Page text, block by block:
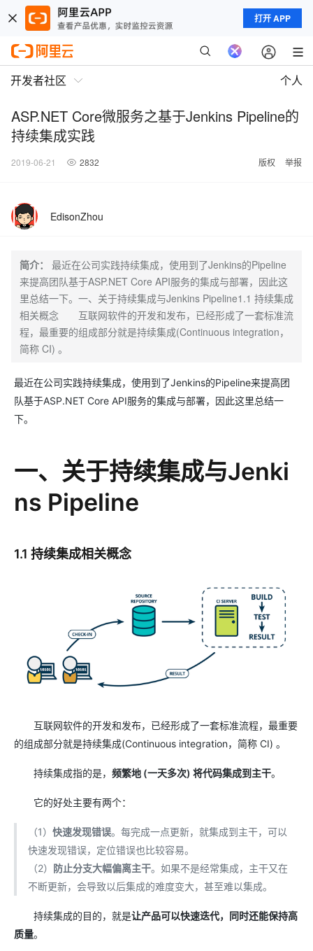
打开 APP
开发者社区 个人
ASP.NET Core微服务之基于Jenkins Pipeline的
持续集成实践
2019-06-21 2832 版权 举报
EdisonZhou
简介：
最近在公司实践持续集成，使用到了Jenkins的Pipeline
来提高团队基于ASP.NET Core API服务的集成与部署，因此这
里总结一下。一、关于持续集成与Jenkins Pipeline1.1 持续集成
相关概念 互联网软件的开发和发布，已经形成了一套标准流
程，最重要的组成部分就是持续集成(Continuous integration，
简称 CI) 。
最近在公司实践持续集成，使用到了Jenkins的Pipeline来提高团
队基于ASP.NET Core API服务的集成与部署，因此这里总结一
下。
一、关于持续集成与Jenki
ns Pipeline
1.1 持续集成相关概念
互联网软件的开发和发布，已经形成了一套标准流程，最重要
的组成部分就是持续集成(Continuous integration，简称 CI) 。
持续集成指的是， 频繁地 (一天多次) 将代码集成到主干。
它的好处主要有两个：
（1） 快速发现错误。每完成一点更新，就集成到主干，可以
快速发现错误，定位错误也比较容易。
（2） 防止分支大幅偏离主干。如果不是经常集成，主干又在
不断更新，会导致以后集成的难度变大，甚至难以集成。
持续集成的目的，就是让产品可以快速迭代，同时还能保持高
质量。